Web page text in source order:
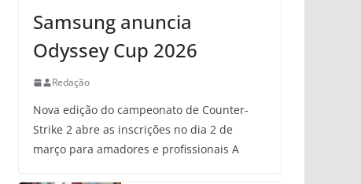
Samsung anuncia
Odyssey Cup 2026
Redação
Nova edição do campeonato de Counter-
Strike 2 abre as inscrições no dia 2 de
março para amadores e profissionais A